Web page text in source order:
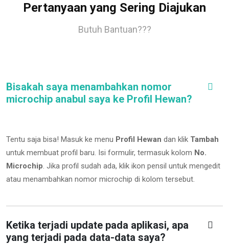
Pertanyaan yang Sering Diajukan
Butuh Bantuan???
Bisakah saya menambahkan nomor
microchip anabul saya ke Profil Hewan?
Tentu saja bisa! Masuk ke menu Profil Hewan dan klik Tambah
untuk membuat profil baru. Isi formulir, termasuk kolom No.
Microchip. Jika profil sudah ada, klik ikon pensil untuk mengedit
atau menambahkan nomor microchip di kolom tersebut.
Ketika terjadi update pada aplikasi, apa
yang terjadi pada data-data saya?